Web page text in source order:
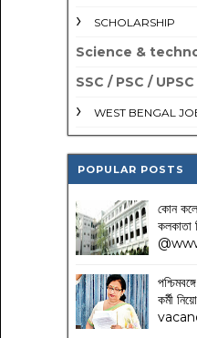
SCHOLARSHIP
Science &
SSC / PSC / UPSC
WEST BENGAL
POPULAR POSTS
কোন
কলকাতা
কর্মী